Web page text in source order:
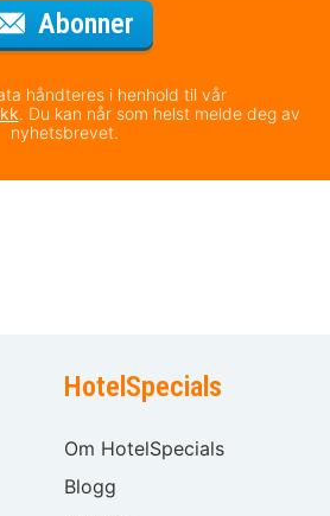
Abonner
håndteres i henhold til vår
. Du kan når som helst melde deg av
nyhetsbrevet.
HotelSpecials
Om HotelSpecials
Blogg